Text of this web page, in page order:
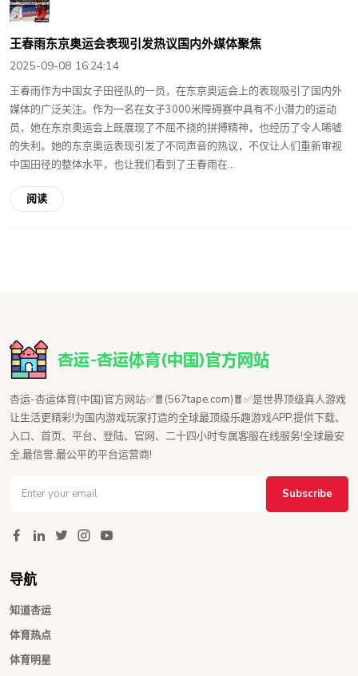
王春雨东京奥运会表现引发热议国内外媒体聚焦
2025-09-08 16:24:14
王春雨作为中国女子田径队的一员，在东京奥运会上的表现吸引了国内外
媒体的广泛关注。作为一名在女子3000米障碍赛中具有不小潜力的运动
员，她在东京奥运会上既展现了不屈不挠的拼搏精神，也经历了令人唏嘘
的失利。她的东京奥运表现引发了不同声音的热议，不仅让人们重新审视
中国田径的整体水平，也让我们看到了王春雨在...
阅读
杏运-杏运体育(中国)官方网站✅🧧(567tape.com)🧧✅是世界顶级真人游戏
让生活更精彩!为国内游戏玩家打造的全球最顶级乐趣游戏APP,提供下载、
入口、首页、平台、登陆、官网、二十四小时专属客服在线服务!全球最安
全,最信誉,最公平的平台运营商!
Subscribe
导航
知道杏运
体育热点
体育明星